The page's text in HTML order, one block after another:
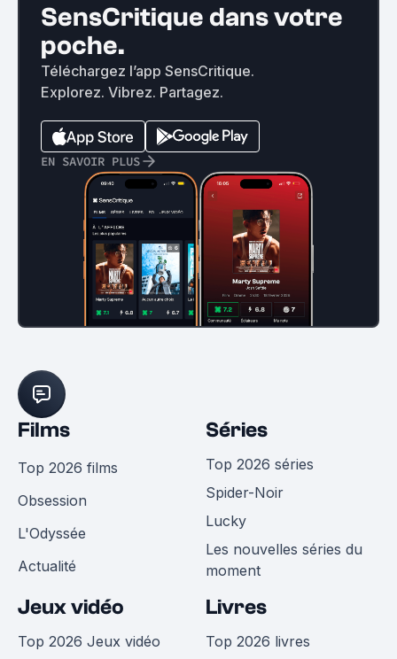
SensCritique dans votre
poche.
Téléchargez l’app SensCritique.
Explorez. Vibrez. Partagez.
EN SAVOIR PLUS
Films
Top 2026 films
Obsession
L'Odyssée
Actualité
Séries
Top 2026 séries
Spider-Noir
Lucky
Les nouvelles séries du
moment
Jeux vidéo
Top 2026 Jeux vidéo
Livres
Top 2026 livres